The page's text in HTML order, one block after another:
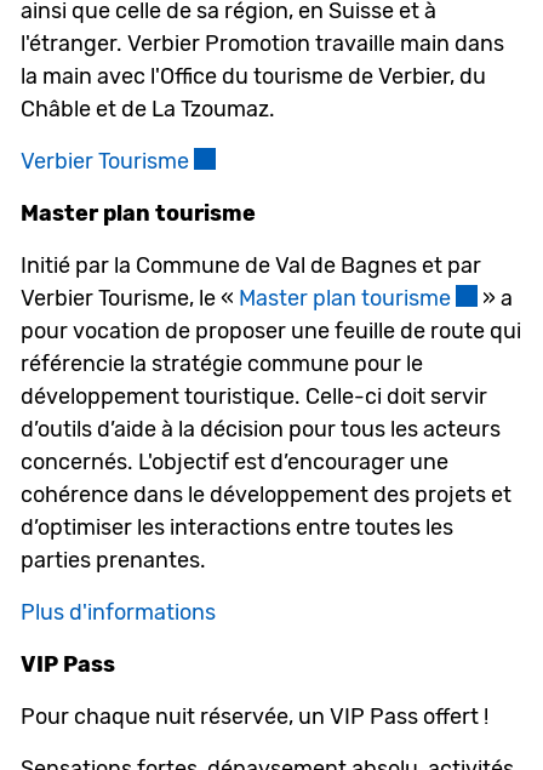
ainsi que celle de sa région, en Suisse et à
l'étranger. Verbier Promotion travaille main dans
la main avec l'Office du tourisme de Verbier, du
Châble et de La Tzoumaz.
Verbier Tourisme
Master plan tourisme
Initié par la Commune de Val de Bagnes et par
Verbier Tourisme, le « Master plan tourisme Ce lien
» a
pour vocation de proposer une feuille de route qui
référencie la stratégie commune pour le
développement touristique. Celle-ci doit servir
d’outils d’aide à la décision pour tous les acteurs
concernés. L'objectif est d’encourager une
cohérence dans le développement des projets et
d’optimiser les interactions entre toutes les
parties prenantes.
Plus d'informations
VIP Pass
Pour chaque nuit réservée, un VIP Pass offert !